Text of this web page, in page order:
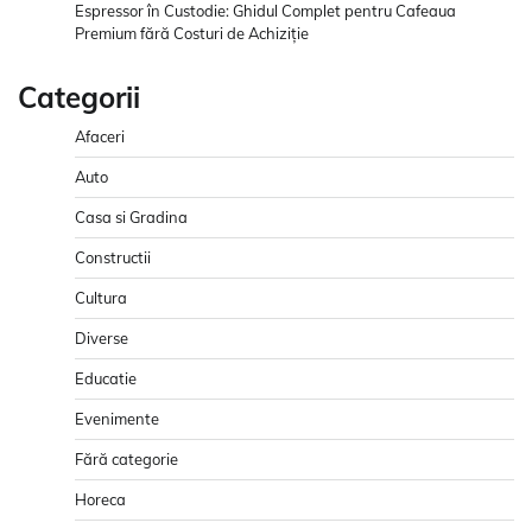
Espressor în Custodie: Ghidul Complet pentru Cafeaua
Premium fără Costuri de Achiziție
Categorii
Afaceri
Auto
Casa si Gradina
Constructii
Cultura
Diverse
Educatie
Evenimente
Fără categorie
Horeca